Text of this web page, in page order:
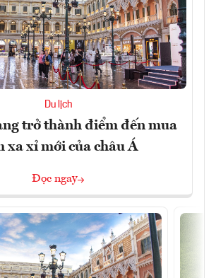
Du lịch
trở thành điểm đến mua
xa xỉ mới của châu Á
Đọc ngay